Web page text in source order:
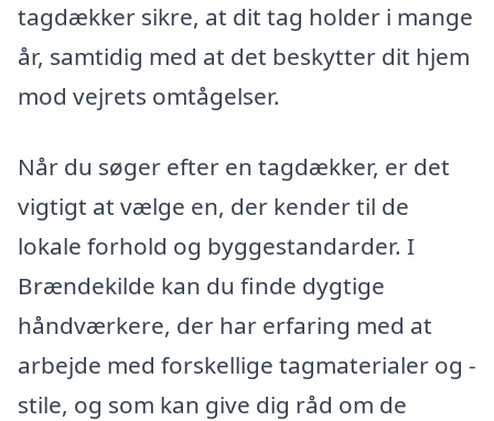
tagdækker sikre, at dit tag holder i mange
år, samtidig med at det beskytter dit hjem
mod vejrets omtågelser.
Når du søger efter en tagdækker, er det
vigtigt at vælge en, der kender til de
lokale forhold og byggestandarder. I
Brændekilde kan du finde dygtige
håndværkere, der har erfaring med at
arbejde med forskellige tagmaterialer og -
stile, og som kan give dig råd om de